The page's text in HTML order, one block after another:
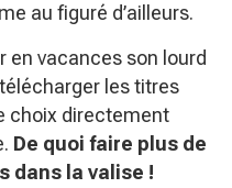
au figuré d’ailleurs.
en vacances son lourd
les titres
choix directement
De quoi faire plus de
dans la valise !